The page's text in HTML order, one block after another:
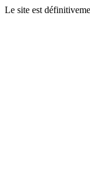
Le site est